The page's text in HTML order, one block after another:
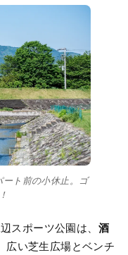
ート前の小休止。ゴ
スポーツ公園は、 酒
広い芝生広場とベンチ